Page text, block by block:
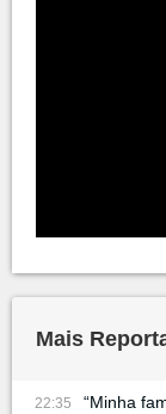
Mais
22:35
“Minha